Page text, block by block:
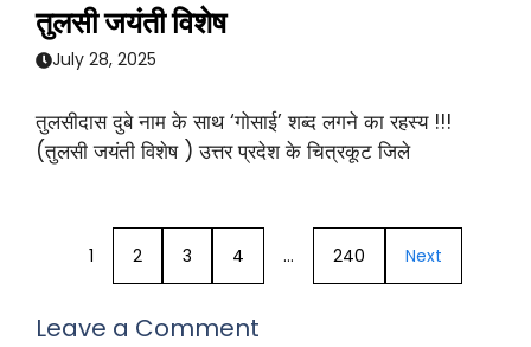
तुलसी जयंती विशेष
July 28, 2025
तुलसीदास दुबे नाम के साथ ‘गोसाई’ शब्द लगने का रहस्य !!!
(तुलसी जयंती विशेष ) उत्तर प्रदेश के चित्रकूट जिले
1 2 3 4 … 240 Next
Leave a Comment